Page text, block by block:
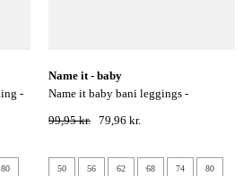
80
name it - baby
name it baby bani leggings -
99,95 kr. 79,96 kr.
50 56 62 68 74 80